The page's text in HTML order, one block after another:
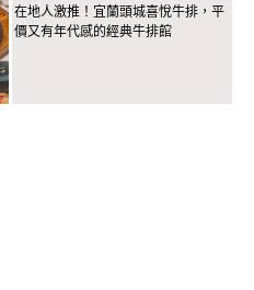
在地人激推！宜蘭頭城喜悅牛排，平
價又有年代感的經典牛排館